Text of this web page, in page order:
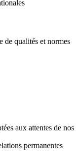
de qualités et normes
aux attentes de nos
permanentes